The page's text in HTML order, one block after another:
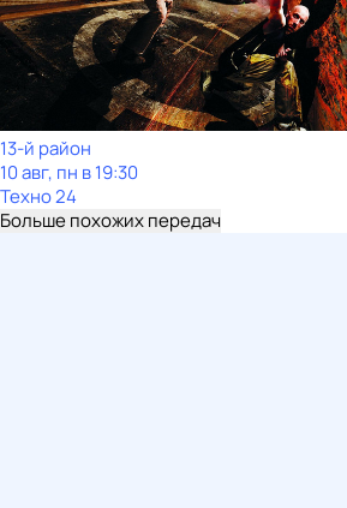
13-й район
10 авг, пн в 19:30
Техно 24
Больше похожих передач